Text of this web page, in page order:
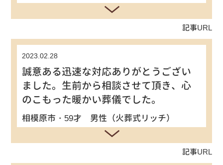
記事URL
2023.02.28
誠意ある迅速な対応ありがとうござい
ました。生前から相談させて頂き、心
のこもった暖かい葬儀でした。
相模原市・59才 男性（火葬式リッチ）
記事URL